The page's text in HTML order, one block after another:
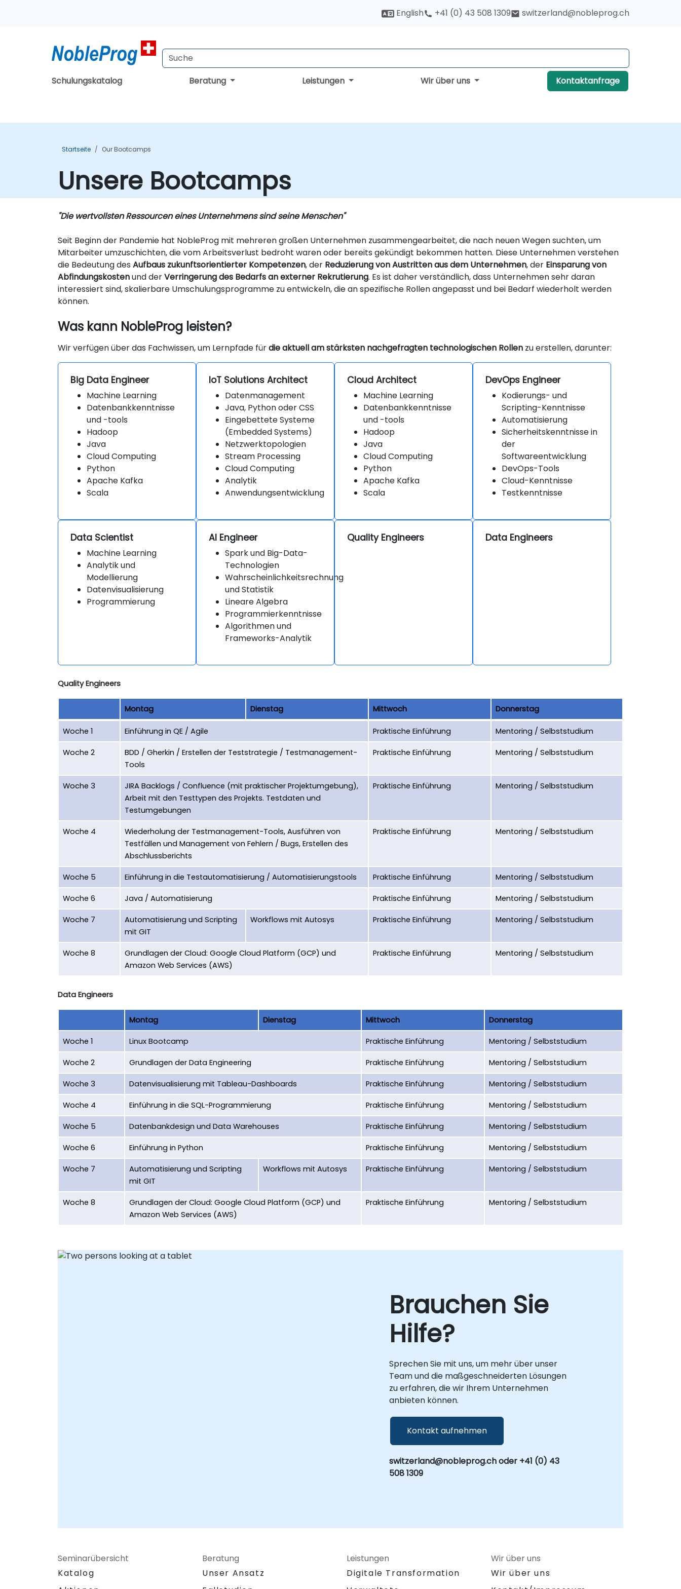
English +41 (0) 43 508 1309 switzerland@nobleprog.ch
Schulungskatalog Beratung Leistungen Wir über uns Kontaktanfrage
Startseite Our Bootcamps
Unsere Bootcamps
"Die wertvollsten Ressourcen eines Unternehmens sind seine Menschen"
Seit Beginn der Pandemie hat NobleProg mit mehreren großen Unternehmen zusammengearbeitet, die nach neuen Wegen suchten, um
Mitarbeiter umzuschichten, die vom Arbeitsverlust bedroht waren oder bereits gekündigt bekommen hatten. Diese Unternehmen verstehen
die Bedeutung des Aufbaus zukunftsorientierter Kompetenzen, der Reduzierung von Austritten aus dem Unternehmen, der Einsparung von
Abfindungskostenund derVerringerung des Bedarfs an externer Rekrutierung. Es ist daher verständlich, dass Unternehmen sehr daran
interessiert sind, skalierbare Umschulungsprogramme zu entwickeln, die an spezifische Rollen angepasst und bei Bedarf wiederholt werden
können.
Was kann NobleProg leisten?
Wir verfügen über das Fachwissen, um Lernpfade fürdie aktuell am stärksten nachgefragten technologischen Rollen zu erstellen, darunter:
Big Data Engineer
Machine Learning
Datenbankkenntnisse
und -tools
Hadoop
Java
Cloud Computing
Python
Apache Kafka
Scala
IoT Solutions Architect
Datenmanagement
Java, Python oder CSS
Eingebettete Systeme
(Embedded Systems)
Netzwerktopologien
Stream Processing
Cloud Computing
Analytik
Anwendungsentwicklung
Cloud Architect
Machine Learning
Datenbankkenntnisse
und -tools
Hadoop
Java
Cloud Computing
Python
Apache Kafka
Scala
DevOps Engineer
Kodierungs- und
Scripting-Kenntnisse
Automatisierung
Sicherheitskenntnisse in
der
Softwareentwicklung
DevOps-Tools
Cloud-Kenntnisse
Testkenntnisse
Data Scientist
Machine Learning
Analytik und
Modellierung
Datenvisualisierung
Programmierung
AI Engineer
Spark und Big-Data-
Technologien
Wahrscheinlichkeitsrechnung
und Statistik
Lineare Algebra
Programmierkenntnisse
Algorithmen und
Frameworks-Analytik
Quality Engineers Data Engineers
Quality Engineers
Montag Dienstag Mittwoch Donnerstag
Woche 1 Einführung in QE / Agile Praktische Einführung Mentoring / Selbststudium
Woche 2
BDD / Gherkin / Erstellen der Teststrategie / Testmanagement-
Tools
Praktische Einführung Mentoring / Selbststudium
Woche 3
JIRA Backlogs / Confluence (mit praktischer Projektumgebung),
Arbeit mit den Testtypen des Projekts. Testdaten und
Testumgebungen
Praktische Einführung Mentoring / Selbststudium
Woche 4
Wiederholung der Testmanagement-Tools, Ausführen von
Testfällen und Management von Fehlern / Bugs, Erstellen des
Abschlussberichts
Praktische Einführung Mentoring / Selbststudium
Woche 5 Einführung in die Testautomatisierung / Automatisierungstools Praktische Einführung Mentoring / Selbststudium
Woche 6 Java / Automatisierung Praktische Einführung Mentoring / Selbststudium
Woche 7
Automatisierung und Scripting
mit GIT
Workflows mit Autosys Praktische Einführung Mentoring / Selbststudium
Woche 8
Grundlagen der Cloud: Google Cloud Platform (GCP) und
Amazon Web Services (AWS)
Praktische Einführung Mentoring / Selbststudium
Data Engineers
Montag Dienstag Mittwoch Donnerstag
Woche 1 Linux Bootcamp Praktische Einführung Mentoring / Selbststudium
Woche 2 Grundlagen der Data Engineering Praktische Einführung Mentoring / Selbststudium
Woche 3 Datenvisualisierung mit Tableau-Dashboards Praktische Einführung Mentoring / Selbststudium
Woche 4 Einführung in die SQL-Programmierung Praktische Einführung Mentoring / Selbststudium
Woche 5 Datenbankdesign und Data Warehouses Praktische Einführung Mentoring / Selbststudium
Woche 6 Einführung in Python Praktische Einführung Mentoring / Selbststudium
Woche 7
Automatisierung und Scripting
mit GIT
Workflows mit Autosys Praktische Einführung Mentoring / Selbststudium
Woche 8
Grundlagen der Cloud: Google Cloud Platform (GCP) und
Amazon Web Services (AWS)
Praktische Einführung Mentoring / Selbststudium
Brauchen Sie
Hilfe?
Sprechen Sie mit uns, um mehr über unser
Team und die maßgeschneiderten Lösungen
zu erfahren, die wir Ihrem Unternehmen
anbieten können.
Kontakt aufnehmen
switzerland@nobleprog.ch oder +41 (0) 43
508 1309
Seminarübersicht
Katalog
Beratung
Unser Ansatz
Leistungen
Digitale Transformation
Wir über uns
Wir über uns